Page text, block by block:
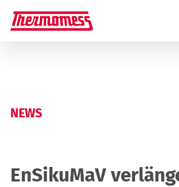
NEWS
EnSikuMaV